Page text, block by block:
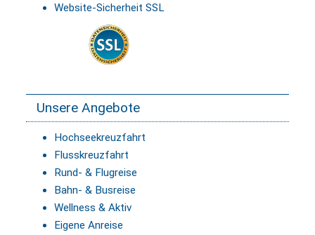
Website-Sicherheit SSL
Unsere Angebote
Hochseekreuzfahrt
Flusskreuzfahrt
Rund- & Flugreise
Bahn- & Busreise
Wellness & Aktiv
Eigene Anreise